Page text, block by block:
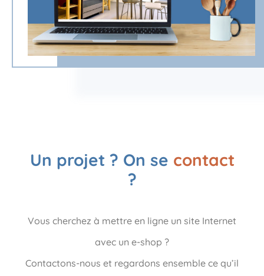
Un projet ? On se contact
?
Vous cherchez à mettre en ligne un site Internet
avec un e-shop ?
Contactons-nous et regardons ensemble ce qu’il